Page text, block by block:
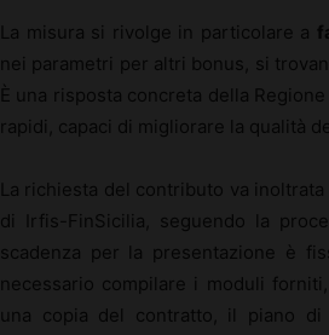
La misura si rivolge in particolare a
nei parametri per altri bonus, si
È una risposta concreta della
rapidi, capaci di migliorare la qualità
La richiesta del contributo va
di Irfis-FinSicilia, seguendo la
scadenza per la presentazione è
necessario compilare i moduli
una copia del contratto, il piano